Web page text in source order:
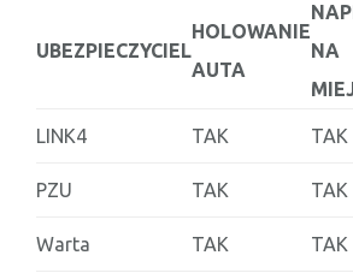
UBEZPIECZYCIEL
HOLOWANIE
AUTA
NA
LINK4 TAK TAK
PZU TAK TAK
Warta TAK TAK